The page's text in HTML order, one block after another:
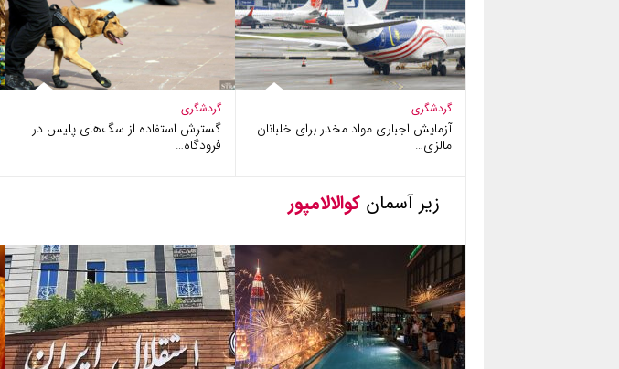
گردشگری
آزمایش اجباری مواد مخدر برای خلبانان
مالزی…
گردشگری
گسترش استفاده از سگ‌های پلیس در
فرودگاه…
زیر آسمان کوالالامپور